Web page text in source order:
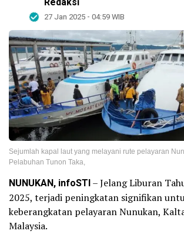
27 Jan 2025 - 04:59 WIB
Sejumlah kapal laut yang melayani rute pelayaran
Pelabuhan Tunon Taka,
NUNUKAN, infoSTI– Jelang Liburan
2025, terjadi peningkatan signifikan
keberangkatan pelayaran Nunukan,
Malaysia.